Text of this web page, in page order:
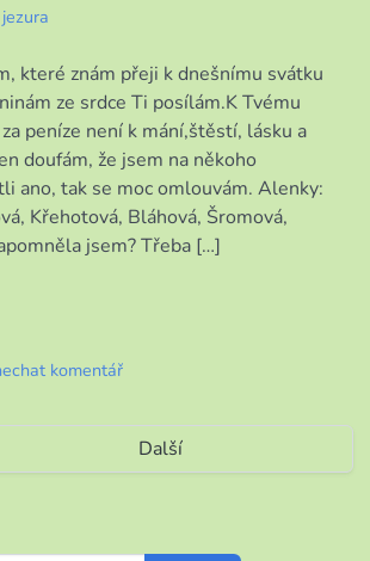
jezura
které znám přeji k dnešnímu svátku
ze srdce Ti posílám.K Tvému
peníze není k mání,štěstí, lásku a
doufám, že jsem na někoho
ano, tak se moc omlouvám. Alenky:
Křehotová, Bláhová, Šromová,
jsem? Třeba […]
komentář
Alenkám
k
Další